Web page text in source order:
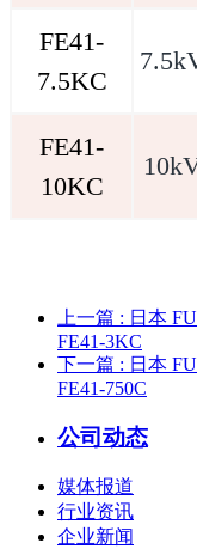
FE41-
7.5KC
FE41-
10KC
上一篇 : 日本
FE41-3KC
下一篇 : 日本
FE41-750C
公司动态
媒体报道
行业资讯
企业新闻